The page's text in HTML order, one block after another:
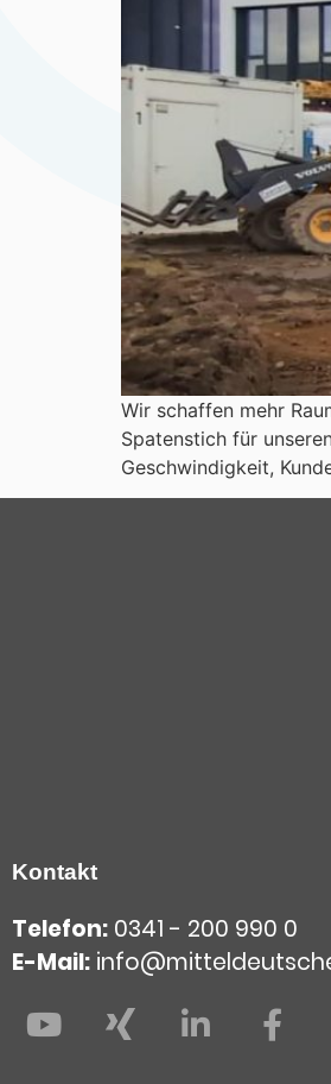
Wir schaffen mehr
Spatenstich für
Geschwindigkeit,
Kontakt
Telefon: 0341 - 200 990 0
E-Mail: